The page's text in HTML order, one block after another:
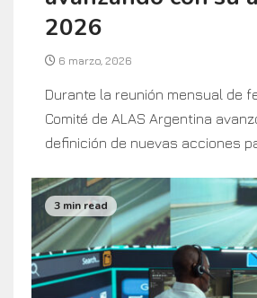
2026
6 marzo, 2026
Durante la reunión mensual de
Comité de ALAS Argentina
definición de nuevas acciones
3 min read